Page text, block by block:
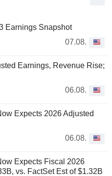
Earnings Snapshot
07.08.
Earnings, Revenue Rise;
06.08.
Expects 2026 Adjusted
06.08.
Expects Fiscal 2026
vs. FactSet Est of $1.32B